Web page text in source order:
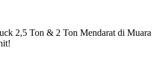
2,5 Ton & 2 Ton Mendarat di Muara